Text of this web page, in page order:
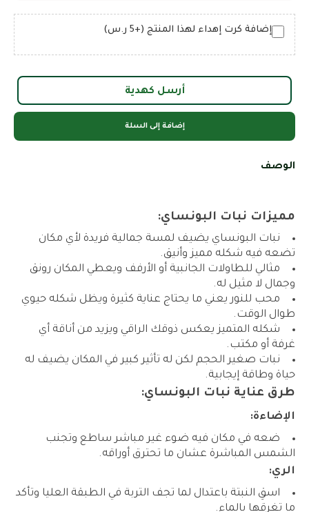
إضافة كرت إهداء لهذا المنتج (+5 ر.س)
إضافة إلى السلة
أرسل كهدية
الوصف
مميزات نبات البونساي:
نبات البونساي يضيف لمسة جمالية فريدة لأي مكان
تضعه فيه شكله مميز وأنيق.
مثالي للطاولات الجانبية أو الأرفف ويعطي المكان رونق
وجمال لا مثيل له.
محب للنور يعني ما يحتاج عناية كثيرة ويظل شكله حيوي
طوال الوقت.
شكله المتميز يعكس ذوقك الراقي ويزيد من أناقة أي
غرفة أو مكتب.
نبات صغير الحجم لكن له تأثير كبير في المكان يضيف له
حياة وطاقة إيجابية.
طرق عناية نبات البونساي:
الإضاءة:
ضعه في مكان فيه ضوء غير مباشر ساطع وتجنب
الشمس المباشرة عشان ما تحترق أوراقه.
الري:
اسقِ النبتة باعتدال لما تجف التربة في الطبقة العليا وتأكد
ما تغرقها بالماء.